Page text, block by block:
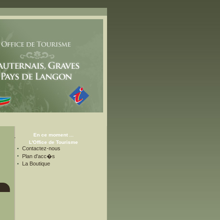
En ce moment ...
L'Office de Tourisme
Contactez-nous
Plan d'acc�s
La Boutique